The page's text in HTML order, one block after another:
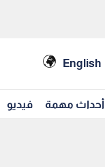
English
أحداث مهمة فيديو